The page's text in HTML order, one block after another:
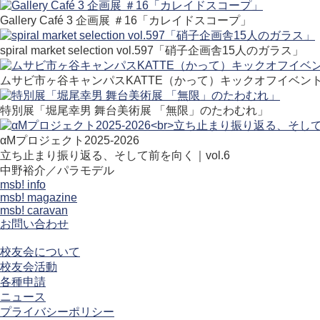
Gallery Café 3 企画展 ＃16「カレイドスコープ」
spiral market selection vol.597「硝子企画舎15人のガラス」
ムサビ市ヶ谷キャンパスKATTE（かって）キックオフイベン
特別展「堀尾幸男 舞台美術展 「無限」のたわむれ」
αMプロジェクト2025-2026
立ち止まり振り返る、そして前を向く｜vol.6
中野裕介／パラモデル
msb! info
msb! magazine
msb! caravan
お問い合わせ
校友会について
校友会活動
各種申請
ニュース
プライバシーポリシー